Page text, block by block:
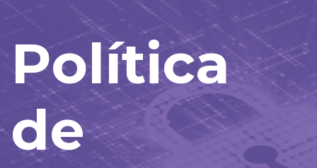
Política
de